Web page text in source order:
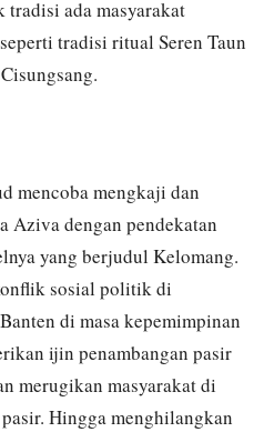
ada masyarakat
tradisi ritual Seren Taun
mencoba mengkaji dan
Aziva dengan pendekatan
yang berjudul Kelomang.
sosial politik di
di masa kepemimpinan
ijin penambangan pasir
merugikan masyarakat di
Hingga menghilangkan